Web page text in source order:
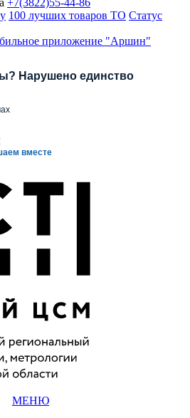
+7(3822)55-44-86
100 лучших товаров ТО Статус
приложение "Аршин"
Нарушено единство
вместе
МЕНЮ